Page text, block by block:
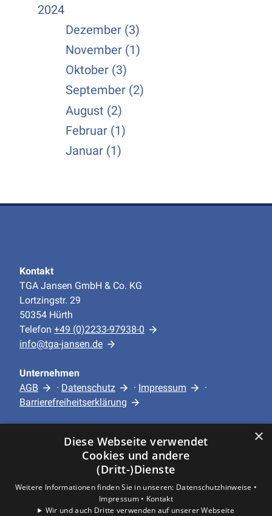
2024
Dezember (3)
November (1)
Oktober (3)
September (2)
August (2)
Februar (1)
Januar (1)
Kontakt
TGA Jansen GmbH & Co. KG
Lortzingstr. 29
50354 Hürth
Telefon +49 (0)2233-97938-0
info@tga-jansen.de
Unternehmen
AGB
· Datenschutz · Impressum
·
Barrierefreiheitserklärung
Leistungen
×
Diese Webseite verwendet
Cookies und andere
(Dritt-)Dienste
Weitere Informationen finden Sie in unseren: Datenschutzhinweise •
Impressum • Kontakt
Wir und auch Dritte verwenden auf unserer Webseite